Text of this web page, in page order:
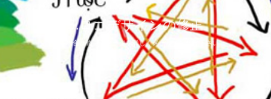
5.ロゴデザインの修正
修正の場合は修正イメージを詳しくメールでお伝え下さい。